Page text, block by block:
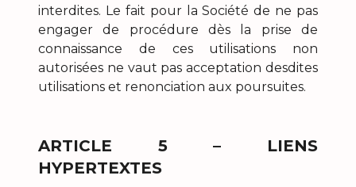
interdites. Le fait pour la Société de ne pas
engager de procédure dès la prise de
connaissance de ces utilisations non
autorisées ne vaut pas acceptation desdites
utilisations et renonciation aux poursuites.
ARTICLE 5 – LIENS
HYPERTEXTES